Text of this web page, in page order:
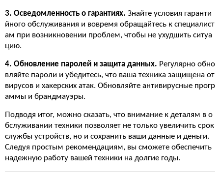
3. Осведомленность о гарантиях. Знайте условия гаранти
йного обслуживания и вовремя обращайтесь к специалист
ам при возникновении проблем, чтобы не ухудшить ситуа
цию.
4. Обновление паролей и защита данных. Регулярно обно
вляйте пароли и убедитесь, что ваша техника защищена от
вирусов и хакерских атак. Обновляйте антивирусные прогр
аммы и брандмауэры.
Подводя итог, можно сказать, что внимание к деталям в о
бслуживании техники позволяет не только увеличить срок
службы устройств, но и сохранить ваши данные и деньги.
Следуя простым рекомендациям, вы сможете обеспечить
надежную работу вашей техники на долгие годы.